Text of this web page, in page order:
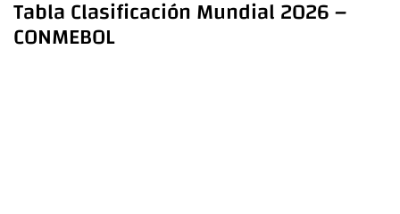
Tabla Clasificación Mundial 2026 –
CONMEBOL